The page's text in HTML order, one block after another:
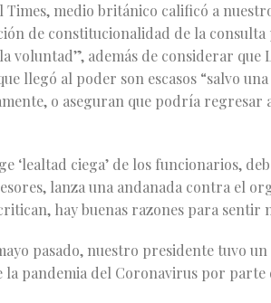
Times, medio británico calificó a
de constitucionalidad de la
la voluntad”, además de considerar
llegó al poder son escasos “salvo
o aseguran que podría regresar
‘lealtad ciega’ de los funcionarios,
lanza una andanada contra el
hay buenas razones para sentir
pasado, nuestro presidente tuvo
la pandemia del Coronavirus por